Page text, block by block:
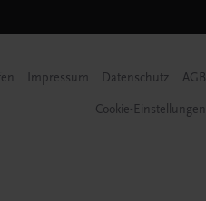
Impressum Datenschutz AGB
Cookie-Einstellungen